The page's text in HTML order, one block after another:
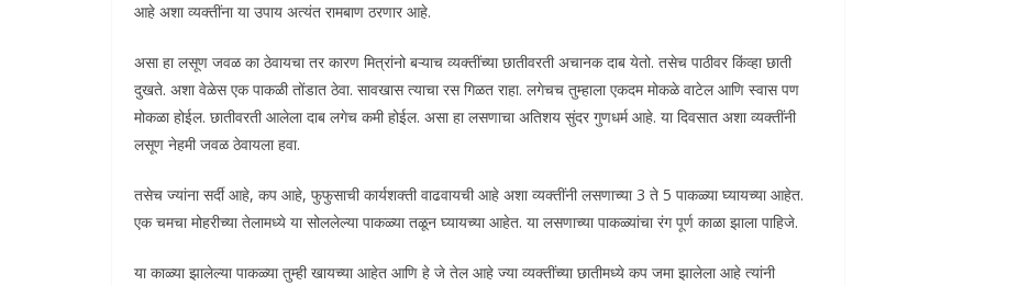
आहे अशा व्यक्तींना या उपाय अत्यंत रामबाण ठरणार आहे.
असा हा लसूण जवळ का ठेवायचा तर कारण मित्रांनो बऱ्याच व्यक्तींच्या छातीवरती अचानक दाब येतो. तसेच पाठीवर किंव्हा छाती
दुखते. अशा वेळेस एक पाकळी तोंडात ठेवा. सावखास त्याचा रस गिळत राहा. लगेचच तुम्हाला एकदम मोकळे वाटेल आणि स्वास पण
मोकळा होईल. छातीवरती आलेला दाब लगेच कमी होईल. असा हा लसणाचा अतिशय सुंदर गुणधर्म आहे. या दिवसात अशा व्यक्तींनी
लसूण नेहमी जवळ ठेवायला हवा.
तसेच ज्यांना सर्दी आहे, कप आहे, फुफुसाची कार्यशक्ती वाढवायची आहे अशा व्यक्तींनी लसणाच्या 3 ते 5 पाकळ्या घ्यायच्या आहेत.
एक चमचा मोहरीच्या तेलामध्ये या सोललेल्या पाकळ्या तळून घ्यायच्या आहेत. या लसणाच्या पाकळ्यांचा रंग पूर्ण काळा झाला पाहिजे.
या काळ्या झालेल्या पाकळ्या तुम्ही खायच्या आहेत आणि हे जे तेल आहे ज्या व्यक्तींच्या छातीमध्ये कप जमा झालेला आहे त्यांनी